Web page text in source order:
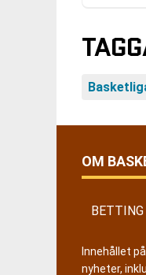
OM
BETTING
Innehållet
nyheter,